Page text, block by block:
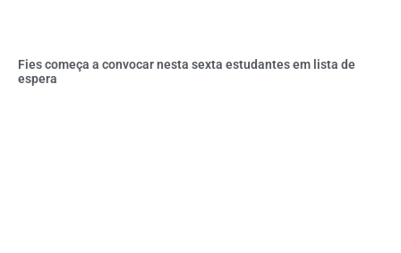
Fies começa a convocar nesta sexta estudantes em lista de
espera